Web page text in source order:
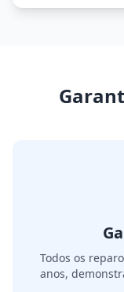
Todos os
anos,